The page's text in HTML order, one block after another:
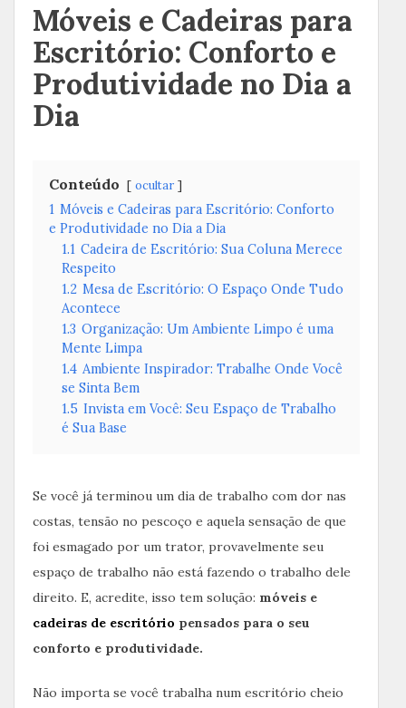
Móveis e Cadeiras para
Escritório: Conforto e
Produtividade no Dia a
Dia
Conteúdo ocultar
1 Móveis e Cadeiras para Escritório: Conforto
e Produtividade no Dia a Dia
1.1 Cadeira de Escritório: Sua Coluna Merece
Respeito
1.2 Mesa de Escritório: O Espaço Onde Tudo
Acontece
1.3 Organização: Um Ambiente Limpo é uma
Mente Limpa
1.4 Ambiente Inspirador: Trabalhe Onde Você
se Sinta Bem
1.5 Invista em Você: Seu Espaço de Trabalho
é Sua Base
Se você já terminou um dia de trabalho com dor nas
costas, tensão no pescoço e aquela sensação de que
foi esmagado por um trator, provavelmente seu
espaço de trabalho não está fazendo o trabalho dele
direito. E, acredite, isso tem solução: móveis e
cadeiras de escritório pensados para o seu
conforto e produtividade.
Não importa se você trabalha num escritório cheio